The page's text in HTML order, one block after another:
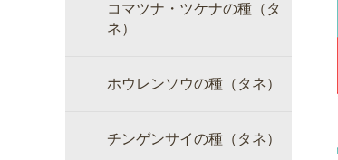
コマツナ・ツケナの種（タ
ネ）
ホウレンソウの種（タネ）
チンゲンサイの種（タネ）